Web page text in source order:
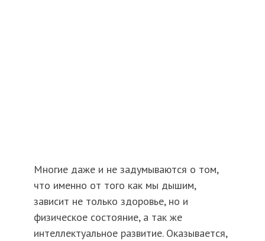
Многие даже и не задумываются о том,
что именно от того как мы дышим,
зависит не только здоровье, но и
физическое состояние, а так же
интеллектуальное развитие. Оказывается,